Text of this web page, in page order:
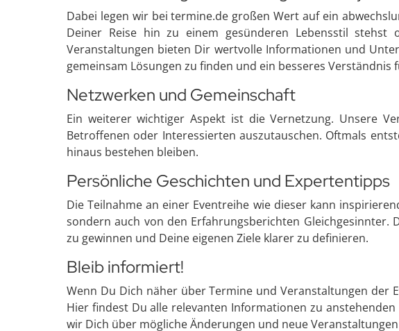
Dabei legen wir bei termine.de großen Wert auf ein
Deiner Reise hin zu einem gesünderen Lebensstil
Veranstaltungen bieten Dir wertvolle Informationen und
gemeinsam Lösungen zu finden und ein besseres Verständnis
Netzwerken und Gemeinschaft
Ein weiterer wichtiger Aspekt ist die Vernetzung. Unsere
Betroffenen oder Interessierten auszutauschen. Oftmals
hinaus bestehen bleiben.
Persönliche Geschichten und Expertentipps
Die Teilnahme an einer Eventreihe wie dieser kann
sondern auch von den Erfahrungsberichten Gleichgesinnter.
zu gewinnen und Deine eigenen Ziele klarer zu definieren.
Bleib informiert!
Wenn Du Dich näher über Termine und Veranstaltungen
Hier findest Du alle relevanten Informationen zu
wir Dich über mögliche Änderungen und neue